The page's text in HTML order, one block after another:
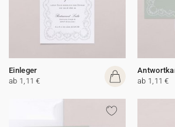
Einleger
ab 1,11 €
ab 1,11 €